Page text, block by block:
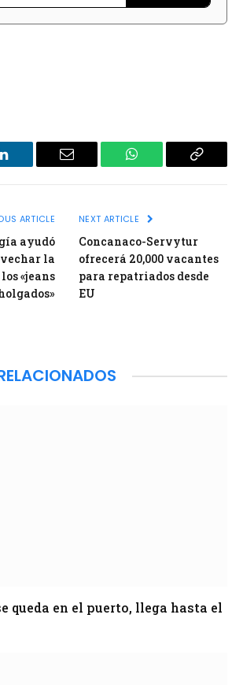
LinkedIn Email WhatsApp Copy
ARTICLE
ayudó
la
«jeans
NEXT ARTICLE
Concanaco-Servytur
ofrecerá 20,000 vacantes
para repatriados desde
EU
queda en el puerto, llega hasta el